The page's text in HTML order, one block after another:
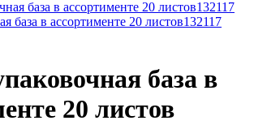
база в ассортименте 20 листов132117
база в
20 листов